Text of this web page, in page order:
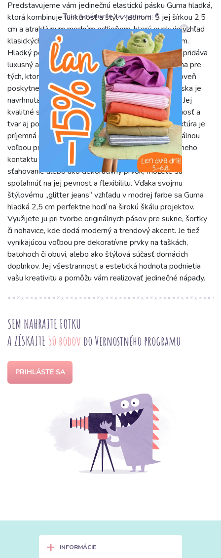
Predstavujeme vám jedinečnú elastickú pásku Guma hladká,
ktorá kombinuje funkčnosť a štýl v jednom. S jej šírkou 2,5
cm a atraktívnym modrým odtieňom, ktorý evokuje vzhľad
klasických džínsov, je táto páska skutočným pútačom.
Hladký povrch dopĺňa jemný trblietavý efekt, ktorý pridáva
luxusný a moderný nádych každému projektu. Ideálna pre
tých, ktorí hľadajú detail, ktorý oživí ich tvorbu a zároveň
poskytne vysokú mieru komfortu. Táto elastická páska je
navrhnutá pre dlhotrvajúcu odolnosť a spoľahlivosť. Jej
kvalitné spracovanie zaručuje, že si udrží svoju pružnosť a
tvar aj po opakovanom praní a používaní. Hladká textúra je
príjemná na dotyk a nedráždi pokožku, čo ju robí ideálnou
voľbou pre odevné aplikácie, kde prichádza do priameho
kontaktu s telom. Či už ju použijete na lemovanie,
sťahovanie alebo ako dekoratívny prvok, môžete sa
spoľahnúť na jej pevnosť a flexibilitu. Vďaka svojmu
štýlovému „glitter jeans“ vzhľadu v modrej farbe sa Guma
hladká 2,5 cm perfektne hodí na širokú škálu projektov.
Využijete ju pri tvorbe originálnych pásov pre sukne, šortky
či nohavice, kde dodá moderný a trendový akcent. Je tiež
vynikajúcou voľbou pre dekoratívne prvky na taškách,
batohoch či obuvi, alebo ako štýlová súčasť domácich
doplnkov. Jej všestrannosť a estetická hodnota podnietia
vašu kreativitu a pomôžu vám realizovať jedinečné nápady.
SEM NAHRAJTE FOTKU
A ZÍSKAJTE 50 bodov do Vernostného programu
PRIHLÁSTE SA
+ INFORMÁCIE
Toto oznámenie sa vypne za: 5